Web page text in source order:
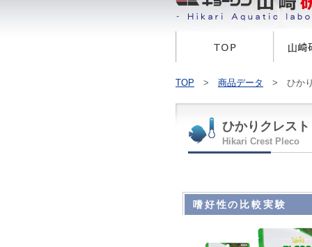
TOP > 商品データ > ひかり
ひかりクレス
Hikari Crest Pleco
嗜好性の比較実験